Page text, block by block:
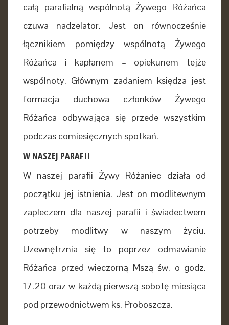
całą parafialną wspólnotą Żywego Różańca
czuwa nadzelator. Jest on równocześnie
łącznikiem pomiędzy wspólnotą Żywego
Różańca i kapłanem – opiekunem tejże
wspólnoty. Głównym zadaniem księdza jest
formacja duchowa członków Żywego
Różańca odbywająca się przede wszystkim
podczas comiesięcznych spotkań.
W NASZEJ PARAFII
W naszej parafii Żywy Różaniec działa od
początku jej istnienia. Jest on modlitewnym
zapleczem dla naszej parafii i świadectwem
potrzeby modlitwy w naszym życiu.
Uzewnętrznia się to poprzez odmawianie
Różańca przed wieczorną Mszą św. o godz.
17.20 oraz w każdą pierwszą sobotę miesiąca
pod przewodnictwem ks. Proboszcza.